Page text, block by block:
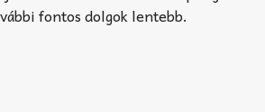
fontos dolgok lentebb.